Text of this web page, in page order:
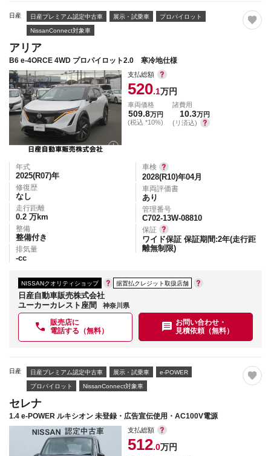
日産 日産プレミアム認定中古車 展示・試乗車 プロパイロット
NissanConnect対象車
アリア
B6 e-4ORCE 4WD プロパイロット2.0 寒冷地仕様
支払総額
520.1万円
車両価格
509.8万円
(税込 *10%)
諸費用
10.3万円
(リ済込)
年式
2025(R07)年
修復歴
なし
走行距離
0.2 万km
整備
整備付き
排気量
-cc
車検
2028(R10)年04月
車両評価書
あり
管理番号
C702-13W-08810
保証
ワイド保証 保証期間:2年(走行距
離無制限)
NISSANクオリティショップ 据置払クレジット取扱店舗
日産自動車販売株式会社
ユーカーカレスト座間
神奈川県
販売店に
電話する（無料）
お問い合わせ・
見積依頼（無料）
日産 日産プレミアム認定中古車 展示・試乗車 e-POWER
プロパイロット NissanConnect対象車
セレナ
1.4 e-POWER ルキシオン 未登録・広告宣伝使用・AC100V電源
支払総額
512.0万円